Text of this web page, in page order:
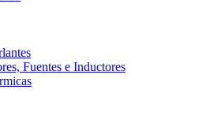
Fuentes e Inductores